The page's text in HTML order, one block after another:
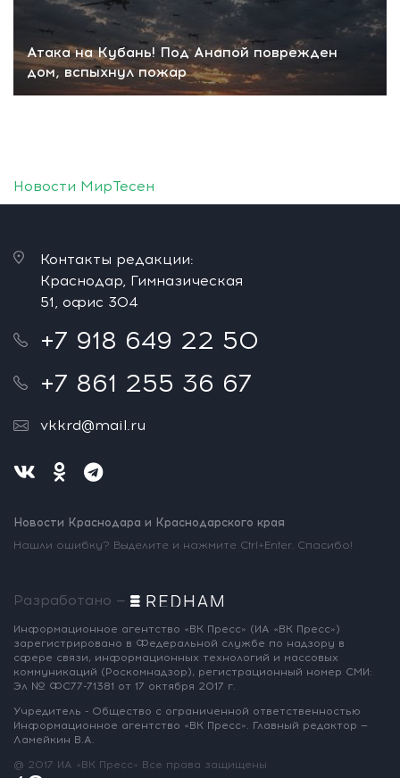
Атака на Кубань! Под Анапой поврежден
дом, вспыхнул пожар
Новости МирТесен
Контакты редакции:
Краснодар, Гимназическая
51, офис 304
+7 918 649 22 50
+7 861 255 36 67
vkkrd@mail.ru
Новости Краснодара и Краснодарского края
Нашли ошибку? Выделите и нажмите Ctrl+Enter. Спасибо!
Разработано —
Информационное агентство «ВК Пресс» (ИА «ВК Пресс»)
зарегистрировано в Федеральной службе по надзору в
сфере связи, информационных технологий и массовых
коммуникаций (Роскомнадзор), регистрационный номер СМИ:
Эл № ФС77-71381 от 17 октября 2017 г.
Учредитель - Общество с ограниченной ответственностью
Информационное агентство «ВК Пресс». Главный редактор —
Ламейкин В.А.
@ 2017 ИА «ВК Пресс» Все права защищены